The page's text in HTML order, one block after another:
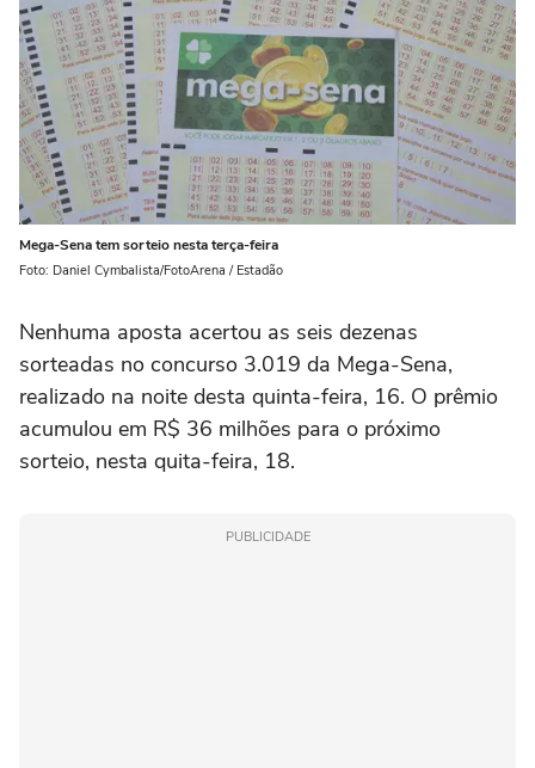
Mega-Sena tem sorteio nesta terça-feira
Foto: Daniel Cymbalista/FotoArena / Estadão
Nenhuma aposta acertou as seis dezenas
sorteadas no concurso 3.019 da Mega-Sena,
realizado na noite desta quinta-feira, 16. O prêmio
acumulou em R$ 36 milhões para o próximo
sorteio, nesta quita-feira, 18.
PUBLICIDADE